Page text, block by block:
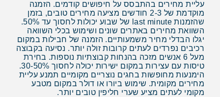
עליית מחירים בהתבסס על חיפושים קודמים. הזמנה
מוקדמת של 2-3 חודשים מציעה מחירים טובים, בזמן
שהזמנות last minute של שבוע יכולות לחסוך עד 50%.
השוואת מחירים באתרים שונים ושימוש בכלי השוואה
יגלו הבדלי מחיר משמעותיים. הזמנה של חבילות במקום
רכיבים נפרדים לעתים קרובות זולה יותר. נסיעה בקבוצה
מעל 6 אנשים מזכה בהנחות קבוצתיות נוספות. בחירת
טיסות עם עצירות במקום ישירות יכולה לחסוך 30-50%.
הימנעות מחופשות בחגים נוצריים מקומיים תמנע עליית
מחירים מקומית. שימוש ביורו או דולר במקום מטבע
מקומי לעתים מציע שערי חליפין טובים יותר.